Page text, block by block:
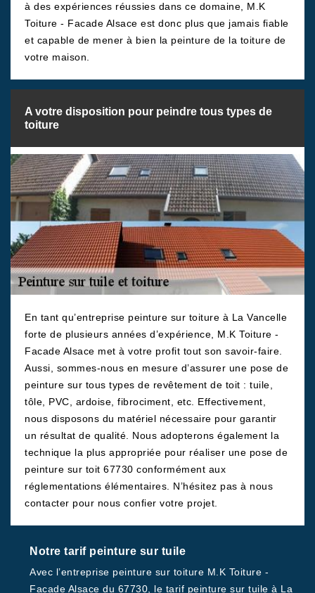
à des expériences réussies dans ce domaine, M.K
Toiture - Facade Alsace est donc plus que jamais fiable
et capable de mener à bien la peinture de la toiture de
votre maison.
A votre disposition pour peindre tous types de
toiture
En tant qu’entreprise peinture sur toiture à La Vancelle
forte de plusieurs années d’expérience, M.K Toiture -
Facade Alsace met à votre profit tout son savoir-faire.
Aussi, sommes-nous en mesure d’assurer une pose de
peinture sur tous types de revêtement de toit : tuile,
tôle, PVC, ardoise, fibrociment, etc. Effectivement,
nous disposons du matériel nécessaire pour garantir
un résultat de qualité. Nous adopterons également la
technique la plus appropriée pour réaliser une pose de
peinture sur toit 67730 conformément aux
réglementations élémentaires. N’hésitez pas à nous
contacter pour nous confier votre projet.
Notre tarif peinture sur tuile
Avec l’entreprise peinture sur toiture M.K Toiture -
Facade Alsace du 67730, le tarif peinture sur tuile à La